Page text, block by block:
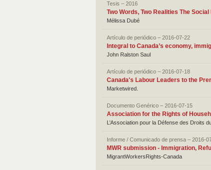
Tesis – 2016
Two Words, Two Realities The
Mélissa Dubé
Artículo de periódico – 2016-07-22
Integral to Canada’s economy,
John Ralston Saul
Artículo de periódico – 2016-07-18
Canada's Labour Leaders to the
Marketwired.
Documento Genérico – 2016-07-15
Association for the Rights of
L’Association pour la Défense des Droits
Informe / Comunicado de prensa – 2016-
MWR submission - Immigration,
MigrantWorkersRights-Canada